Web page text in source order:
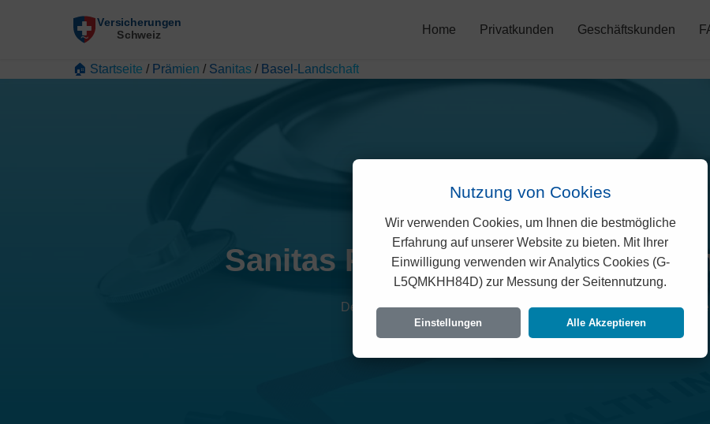
Home Privatkunden Geschäftskunden
🏠 Startseite / Prämien / Sanitas / Basel-Landschaft
Sanitas Prämien 2026 (Basel-
Detaillierte Übersicht der monatlichen Kosten für alle
Nutzung von Cookies
Wir verwenden Cookies, um Ihnen die bestmögliche
Erfahrung auf unserer Website zu bieten. Mit Ihrer
Einwilligung verwenden wir Analytics Cookies (G-
L5QMKHH84D) zur Messung der Seitennutzung.
Einstellungen Alle Akzeptieren